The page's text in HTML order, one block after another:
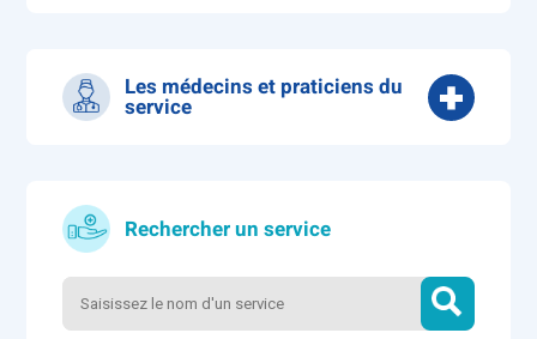
Les médecins et praticiens du
service
Dr CHAIGNEAU Ulrike - Somaticiens
Dr CHEVILLARD Céline
Dr STOLLER Joachim - Pédiatre-Somaticiens
Dr TRIMECH Chiraz - Pédopsychiatre
Rechercher un service